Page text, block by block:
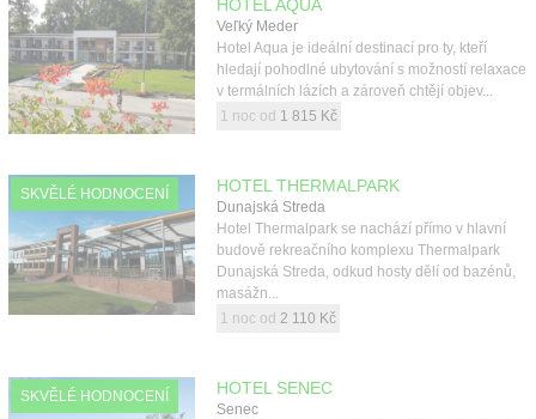
HOTEL AQUA
Veľký Meder
Hotel Aqua je ideální destinací pro ty, kteří
hledají pohodlné ubytování s možností relaxace
v termálních lázích a zároveň chtějí objev...
1 noc od 1 815 Kč
SKVĚLÉ HODNOCENÍ HOTEL THERMALPARK
Dunajská Streda
Hotel Thermalpark se nachází přímo v hlavní
budově rekreačního komplexu Thermalpark
Dunajská Streda, odkud hosty dělí od bazénů,
masážn...
1 noc od 2 110 Kč
SKVĚLÉ HODNOCENÍ HOTEL SENEC
Senec